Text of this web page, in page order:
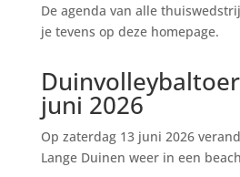
De agenda van alle
je tevens op deze homepage.
juni 2026
Op zaterdag 13 juni 2026
Lange Duinen weer in een